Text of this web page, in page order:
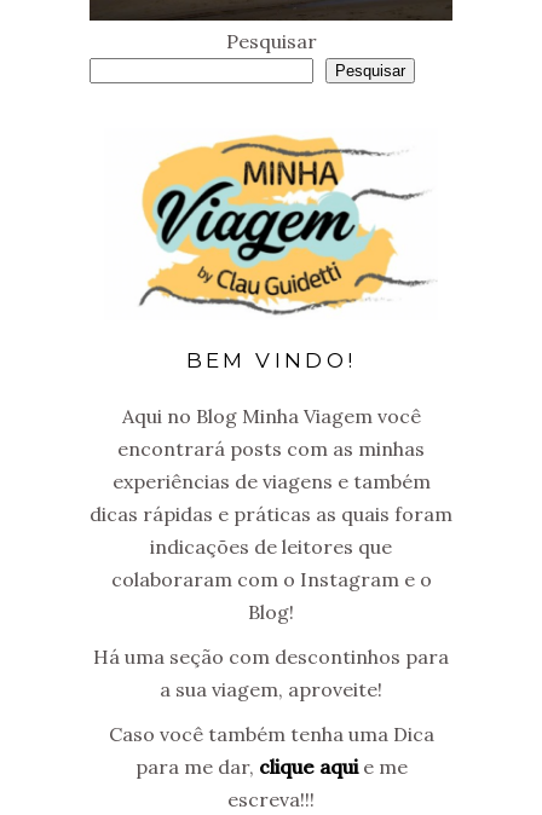
Pesquisar
Pesquisar
BEM VINDO!
Aqui no Blog Minha Viagem você
encontrará posts com as minhas
experiências de viagens e também
dicas rápidas e práticas as quais foram
indicações de leitores que
colaboraram com o Instagram e o
Blog!
Há uma seção com descontinhos para
a sua viagem, aproveite!
Caso você também tenha uma Dica
para me dar, clique aquie me
escreva!!!